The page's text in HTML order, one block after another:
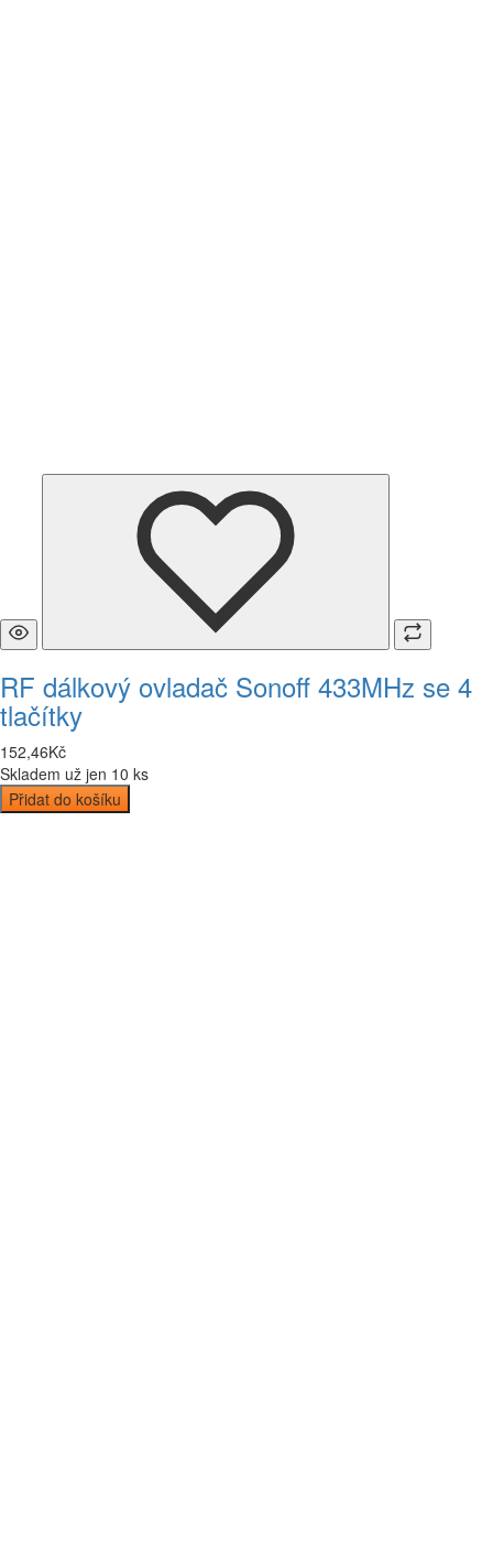
RF dálkový ovladač Sonoff 433MHz se 4
tlačítky
152,46Kč
Skladem už jen 10 ks
Přidat do košíku